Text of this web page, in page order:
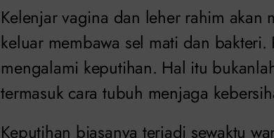
Kelenjar vagina dan leher rahim
keluar membawa sel mati dan
mengalami keputihan. Hal itu
termasuk cara tubuh menjaga
Keputihan biasanya terjadi sewaktu